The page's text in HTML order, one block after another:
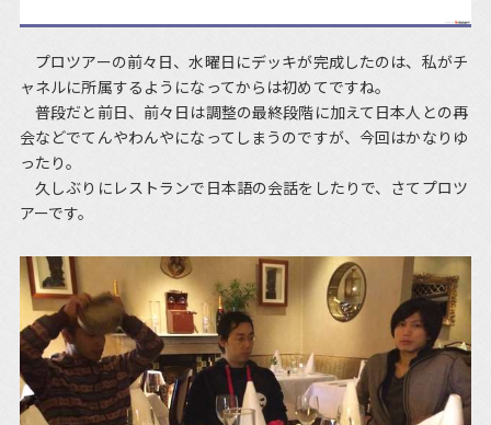
プロツアーの前々日、水曜日にデッキが完成したのは、私がチ
ャネルに所属するようになってからは初めてですね。
普段だと前日、前々日は調整の最終段階に加えて日本人との再
会などでてんやわんやになってしまうのですが、今回はかなりゆ
ったり。
久しぶりにレストランで日本語の会話をしたりで、さてプロツ
アーです。